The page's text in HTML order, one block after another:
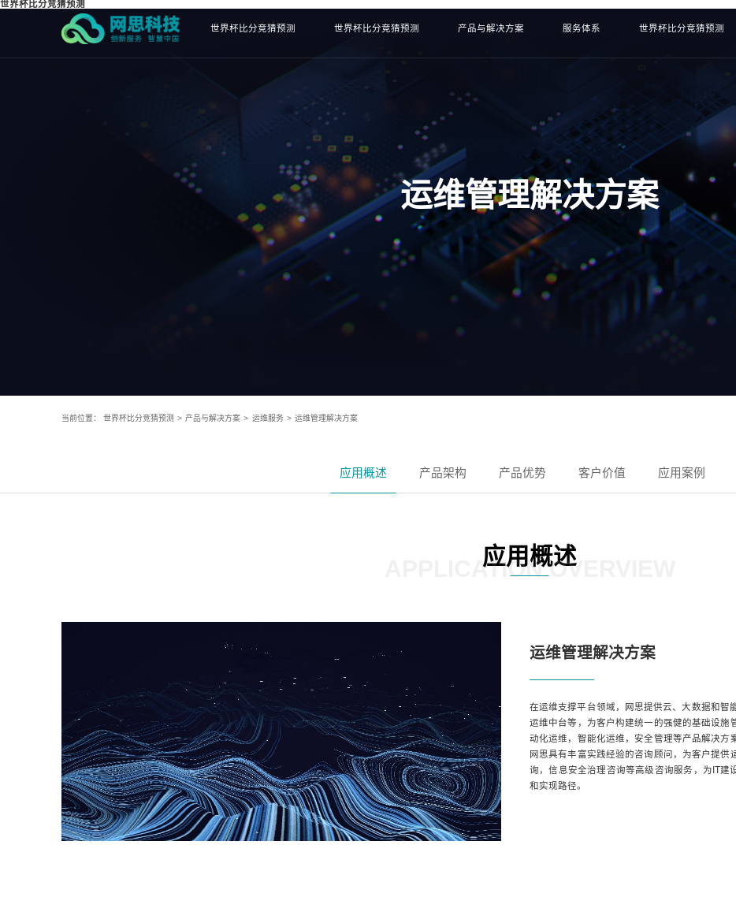
世界杯比分竞猜预测
世界杯比分竞猜预测 世界杯比分竞猜预测 产品与解决方案 服务体系 世界杯比分竞猜预测
运维管理解决方案
当前位置： 世界杯比分竞猜预测 > 产品与解决方案 > 运维服务 > 运维管理解决方案
应用概述 产品架构 产品优势 客户价值 应用案例
应用概述
APPLICATION OVERVIEW
运维管理解决方案
在运维支撑平台领域，网思提供云、大数据和智
运维中台等，为客户构建统一的强健的基础设施
动化运维，智能化运维，安全管理等产品解决方
网思具有丰富实践经验的咨询顾问，为客户提
询，信息安全治理咨询等高级咨询服务，为IT建
和实现路径。